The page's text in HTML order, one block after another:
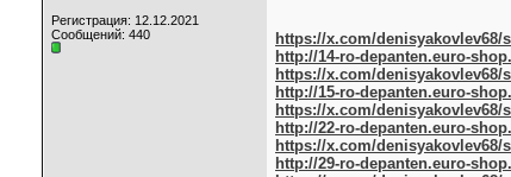
Регистрация: 12.12.2021
Сообщений: 440
https://x.com/denisyakovlev68/
http://14-ro-depanten.euro-
https://x.com/denisyakovlev68/
http://15-ro-depanten.euro-
https://x.com/denisyakovlev68/
http://22-ro-depanten.euro-
https://x.com/denisyakovlev68/
http://29-ro-depanten.euro-